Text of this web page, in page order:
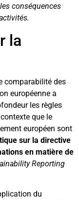
conséquences
la
comparabilité des
européenne a
les règles
que le
européen sont
sur la directive
en matière de
Reporting
du